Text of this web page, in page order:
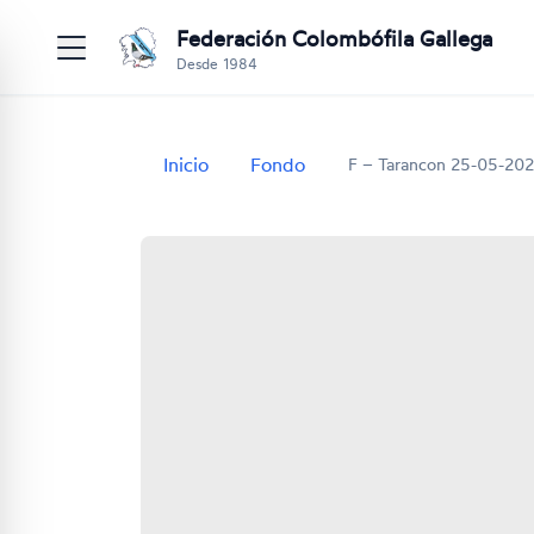
Federación Colombófila Gallega
Desde 1984
Inicio Fondo F – Tarancon 25-05-